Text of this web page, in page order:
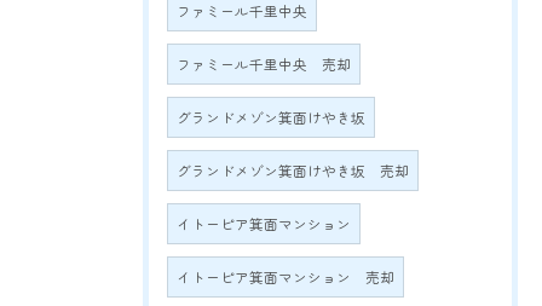
ファミール千里中央
ファミール千里中央 売却
グランドメゾン箕面けやき坂
グランドメゾン箕面けやき坂 売却
イトーピア箕面マンション
イトーピア箕面マンション 売却